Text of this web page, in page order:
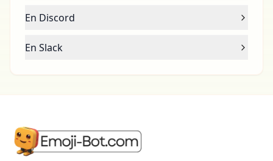
En Discord
En Slack